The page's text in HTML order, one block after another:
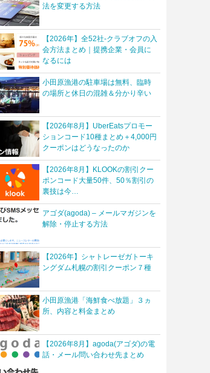
法を変更する方法
【2026年】全52社-クラブオフの入
会方法まとめ｜提携企業・会員に
なるには
小田原漁港の駐車場は無料、臨時
の場所と休日の混雑＆分かり辛い
【2026年8月】UberEatsプロモー
ションコード10種まとめ＋4,000円
クーポンはどうなったのか
【2026年8月】KLOOKの割引クー
ポンコード大量50件、50％割引の
裏技は今…
アゴダ(agoda) – メールマガジンを
解除・停止する方法
【2026年】シャトレーゼガトーキ
ングダム札幌の割引クーポン７種
小田原漁港「海鮮食べ放題」３ヵ
所、内容と料金まとめ
【2026年8月】agoda(アゴダ)の電
話・メール問い合わせ先まとめ